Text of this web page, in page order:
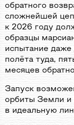
обратного
сложнейшей
к 2026 году
образцы
испытание
полёта туда,
месяцев
Запуск
орбиты Земли и
в идеальную